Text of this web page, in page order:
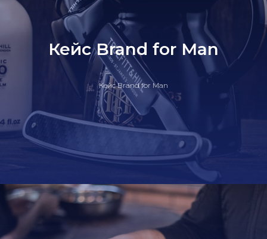
Кейс Brand for Man
Кейс Brand for Man